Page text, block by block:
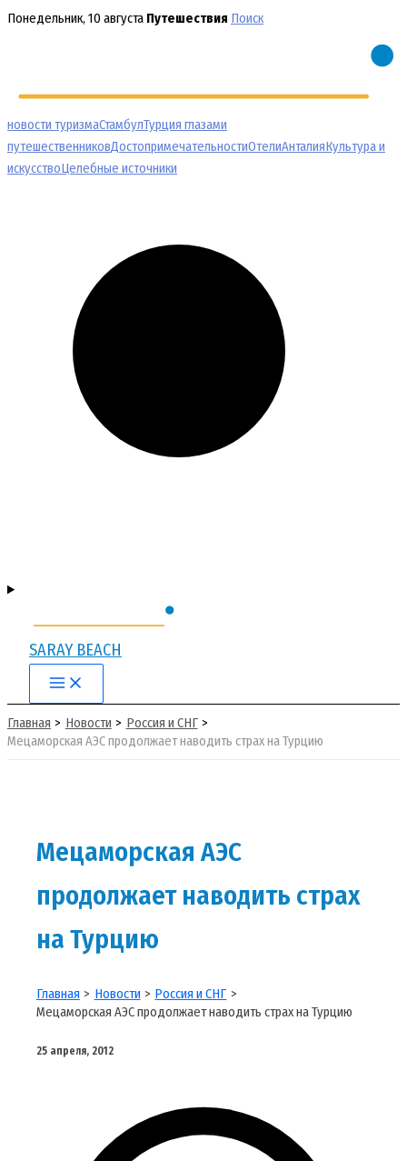
Перейти
Понедельник, 10 августа Путешествия Поиск
новости туризмаСтамбулТурция глазами
путешественниковДостопримечательностиОтелиАнталияКультура и
искусствоЦелебные источники
SARAY BEACH
Main
Menu
Главная Новости
Россия и СНГ
Мецаморская АЭС продолжает наводить страх на Турцию
Мецаморская АЭС
продолжает наводить страх
на Турцию
Главная Новости
Россия и СНГ
Мецаморская АЭС продолжает наводить страх на Турцию
25 апреля, 2012